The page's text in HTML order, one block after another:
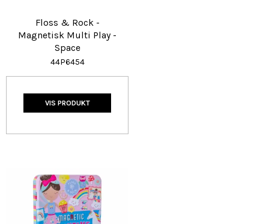
Floss & Rock -
Magnetisk Multi Play -
Space
44P6454
VIS PRODUKT